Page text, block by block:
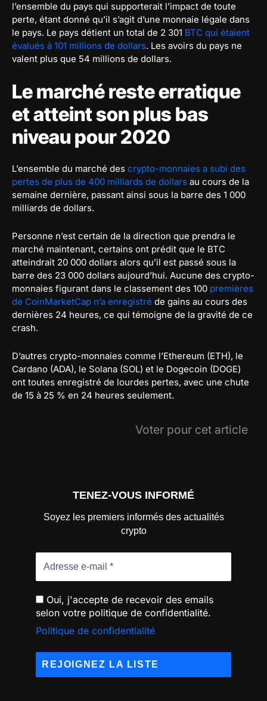
l’ensemble du pays qui supporterait l’impact de toute
perte, étant donné qu’il s’agit d’une monnaie légale dans
le pays. Le pays détient un total de 2 301 BTC qui étaient
évalués à 101 millions de dollars. Les avoirs du pays ne
valent plus que 54 millions de dollars.
Le marché reste erratique
et atteint son plus bas
niveau pour 2020
L’ensemble du marché des crypto-monnaies a subi des
pertes de plus de 400 milliards de dollars au cours de la
semaine dernière, passant ainsi sous la barre des 1 000
milliards de dollars.
Personne n’est certain de la direction que prendra le
marché maintenant, certains ont prédit que le BTC
atteindrait 20 000 dollars alors qu’il est passé sous la
barre des 23 000 dollars aujourd’hui. Aucune des crypto-
monnaies figurant dans le classement des 100 premières
de CoinMarketCap n’a enregistré de gains au cours des
dernières 24 heures, ce qui témoigne de la gravité de ce
crash.
D’autres crypto-monnaies comme l’Ethereum (ETH), le
Cardano (ADA), le Solana (SOL) et le Dogecoin (DOGE)
ont toutes enregistré de lourdes pertes, avec une chute
de 15 à 25 % en 24 heures seulement.
Voter pour cet article
TENEZ-VOUS INFORMÉ
Soyez les premiers informés des actualités
crypto
Oui, j'accepte de recevoir des emails
selon votre politique de confidentialité.
Politique de confidentialité